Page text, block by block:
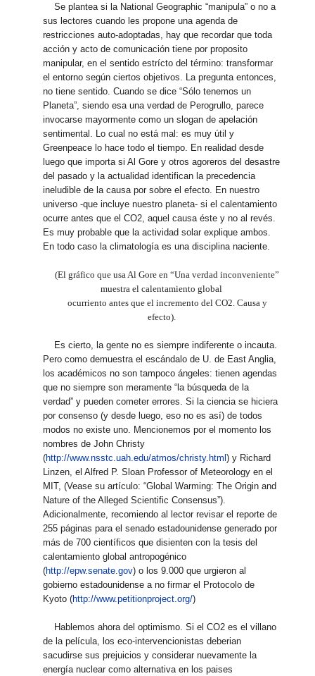
Se plantea si la National Geographic “manipula” o no a
sus lectores cuando les propone una agenda de
restricciones auto-adoptadas, hay que recordar que toda
acción y acto de comunicación tiene por proposito
manipular, en el sentido estrícto del término: transformar
el entorno según ciertos objetivos. La pregunta entonces,
no tiene sentido. Cuando se dice “Sólo tenemos un
Planeta”, siendo esa una verdad de Perogrullo, parece
invocarse mayormente como un slogan de apelación
sentimental. Lo cual no está mal: es muy útil y
Greenpeace lo hace todo el tiempo. En realidad desde
luego que importa si Al Gore y otros agoreros del desastre
del pasado y la actualidad identifican la precedencia
ineludible de la causa por sobre el efecto. En nuestro
universo -que incluye nuestro planeta- si el calentamiento
ocurre antes que el CO2, aquel causa éste y no al revés.
Es muy probable que la actividad solar explique ambos.
En todo caso la climatología es una disciplina naciente.
(El gráfico que usa Al Gore en “Una verdad inconveniente”
muestra el calentamiento global
ocurriento antes que el incremento del CO2. Causa y
efecto).
Es cierto, la gente no es siempre indiferente o incauta.
Pero como demuestra el escándalo de U. de East Anglia,
los académicos no son tampoco ángeles: tienen agendas
que no siempre son meramente “la búsqueda de la
verdad” y pueden cometer errores. Si la ciencia se hiciera
por consenso (y desde luego, eso no es así) de todos
modos no existe uno. Mencionemos por el momento los
nombres de John Christy
(http://www.nsstc.uah.edu/atmos/christy.html) y Richard
Linzen, el Alfred P. Sloan Professor of Meteorology en el
MIT, (Vease su artículo: “Global Warming: The Origin and
Nature of the Alleged Scientific Consensus”).
Adicionalmente, recomiendo al lector revisar el reporte de
255 páginas para el senado estadounidense generado por
más de 700 científicos que disienten con la tesis del
calentamiento global antropogénico
(http://epw.senate.gov) o los 9.000 que urgieron al
gobierno estadounidense a no firmar el Protocolo de
Kyoto (http://www.petitionproject.org/)
Hablemos ahora del optimismo. Si el CO2 es el villano
de la película, los eco-intervencionistas deberian
sacudirse sus prejuicios y considerar nuevamente la
energía nuclear como alternativa en los paises